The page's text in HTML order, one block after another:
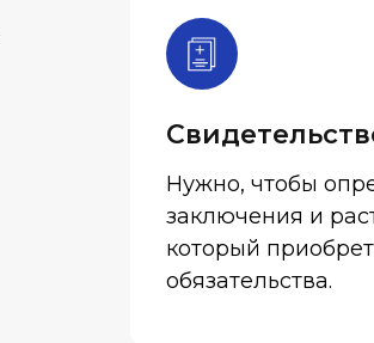
Нужно, чтобы
заключения и
который
обязательства.